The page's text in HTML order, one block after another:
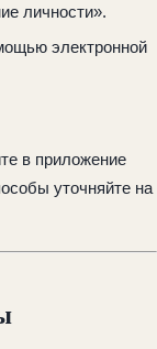
личности».
электронной
в приложение
уточняйте на